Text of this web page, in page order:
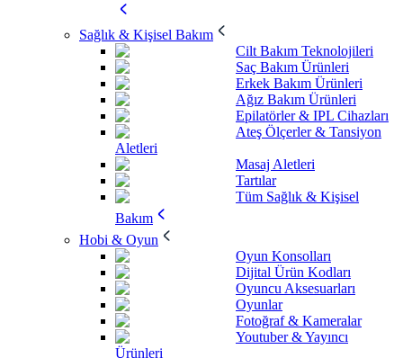
Sağlık & Kişisel Bakım
Cilt Bakım Teknolojileri
Saç Bakım Ürünleri
Erkek Bakım Ürünleri
Ağız Bakım Ürünleri
Epilatörler & IPL Cihazları
Ateş Ölçerler & Tansiyon
Aletleri
Masaj Aletleri
Tartılar
Tüm Sağlık & Kişisel
Bakım
Hobi & Oyun
Oyun Konsolları
Dijital Ürün Kodları
Oyuncu Aksesuarları
Oyunlar
Fotoğraf & Kameralar
Youtuber & Yayıncı
Ürünleri